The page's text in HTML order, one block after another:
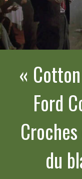
«
Ford
du